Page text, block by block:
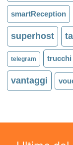
smartReception
superhost
telegram trucchi
vantaggi